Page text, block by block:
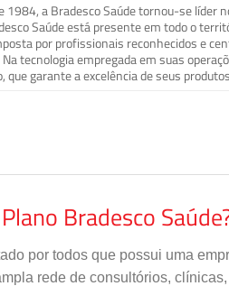
1984, a Bradesco Saúde tornou-se líder
Saúde está presente em todo o
por profissionais reconhecidos e
tecnologia empregada em suas
que garante a excelência de seus
Bradesco
por todos que possui uma
rede de consultórios,